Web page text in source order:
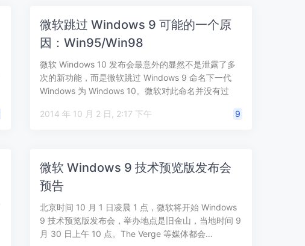
微软跳过 Windows 9 可能的一个原
因：Win95/Win98
微软 Windows 10 发布会最意外的显然不是泄露了多
次的新功能，而是微软跳过 Windows 9 命名下一代
Windows 为 Windows 10。微软对此命名并没有过
2014 年 10 月 2 日, 2:17 下午
9
微软 Windows 9 技术预览版发布会
预告
北京时间 10 月 1 日凌晨 1 点，微软将开始 Windows
9 技术预览版发布会，举办地点是旧金山，当地时间 9
月 30 日上午 10 点。The Verge 等媒体都会…